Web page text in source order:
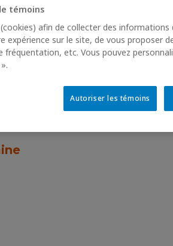
témoins
afin de collecter des informations
expérience sur le site, de vous proposer
fréquentation, etc. Vous pouvez
Autoriser les témoins